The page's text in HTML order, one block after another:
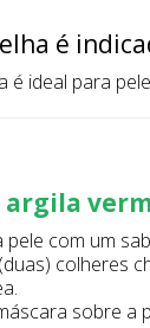
é
é ideal para
argila
pele com um
colheres
sobre a